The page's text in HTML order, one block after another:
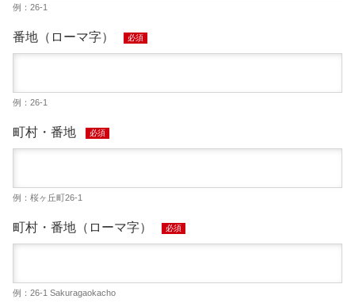
例：26-1
番地（ローマ字） 必須
例：26-1
町村・番地 必須
例：桜ヶ丘町26-1
町村・番地（ローマ字） 必須
例：26-1 Sakuragaokacho